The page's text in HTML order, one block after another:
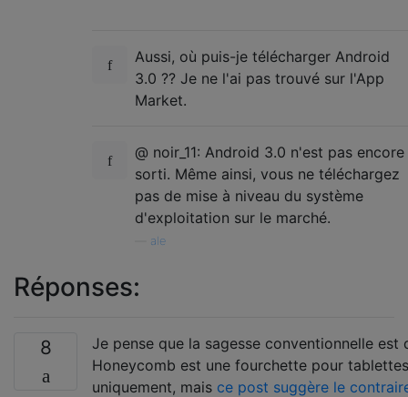
Aussi, où puis-je télécharger Android
3.0 ?? Je ne l'ai pas trouvé sur l'App
Market.
@ noir_11: Android 3.0 n'est pas encore
sorti. Même ainsi, vous ne téléchargez
pas de mise à niveau du système
d'exploitation sur le marché.
ale
Réponses:
8
Je pense que la sagesse conventionnelle est
Honeycomb est une fourchette pour tablettes
uniquement, mais ce post suggère le